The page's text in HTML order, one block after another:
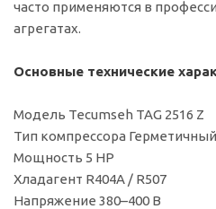
часто применяются в
агрегатах.
Основные технические
Модель Tecumseh TAG 2516 Z
Тип компрессора
Мощность 5 HP
Хладагент R404A / R507
Напряжение 380–400 В